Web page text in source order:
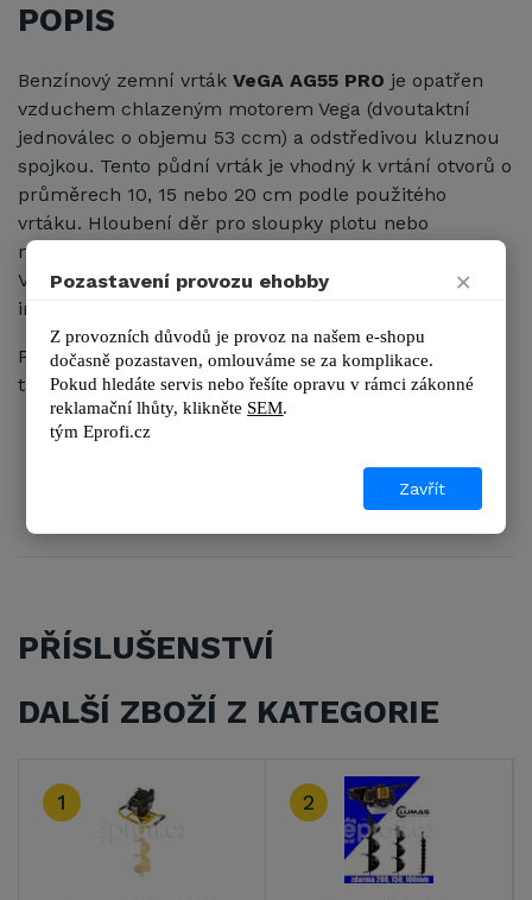
POPIS
Benzínový zemní vrták VeGA AG55 PRO je opatřen
vzduchem chlazeným motorem Vega (dvoutaktní
jednoválec o objemu 53 ccm) a odstředivou kluznou
spojkou. Tento půdní vrták je vhodný k vrtání otvorů o
průměrech 10, 15 nebo 20 cm podle použitého
vrtáku. Hloubení děr pro sloupky plotu nebo
například pro sázení stromů je s půdním vrtákem
Vega velmi snadné, vrták ma praktickou rukojeť s
integrovaným vypínačem a regulací otáček.
Půdní vrtákVeGA AG55 PROje dodáván spolu se
třemivrtáky ZDARMAv základní výbavě:
100 mm
PŘÍSLUŠENSTVÍ
DALŠÍ ZBOŽÍ Z KATEGORIE
1 2
Pozastavení provozu ehobby ×
Z provozních důvodů je provoz na našem e-shopu
dočasně pozastaven, omlouváme se za komplikace.
Pokud hledáte servis nebo řešíte opravu v rámci zákonné
reklamační lhůty, klikněte SEM.
tým Eprofi.cz
Zavřít